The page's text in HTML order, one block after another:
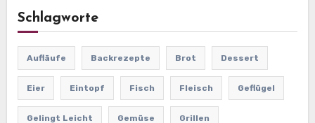
Schlagworte
Aufläufe Backrezepte Brot Dessert
Eier Eintopf Fisch Fleisch Geflügel
Gelingt Leicht Gemüse Grillen